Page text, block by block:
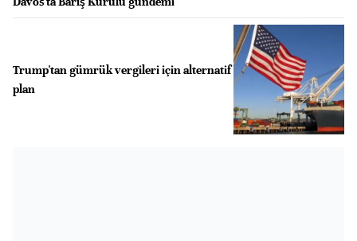
Trump'tan gümrük vergileri için alternatif
plan